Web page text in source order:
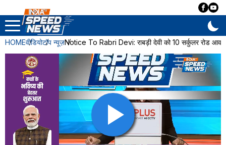
HOMEवीडियोटॉप न्यूज़Notice To Rabri Devi: राबड़ी देवी को 10 सर्कुलर रोड